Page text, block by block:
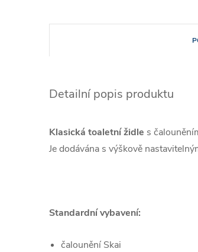
Detailní popis produktu
Klasická toaletní židle s
Je dodávána s výškově
Standardní vybavení:
čalounění Skai